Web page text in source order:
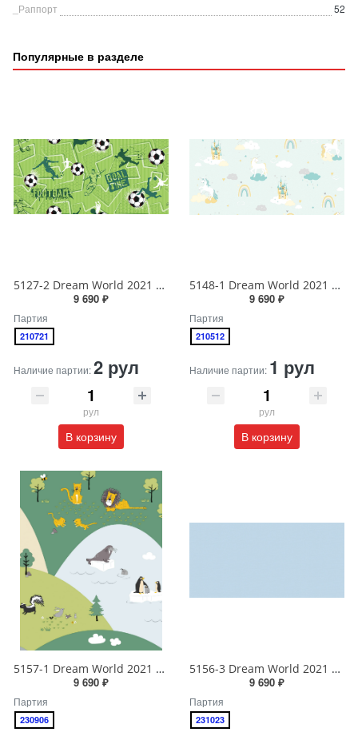
_Раппорт 52
Популярные в разделе
5127-2 Dream World 2021 Обои виниловые на бумажной основе 1.06*15.6
9 690 ₽
Партия
210721
Наличие партии:2 рул
рул
В корзину
5148-1 Dream World 2021 Обои виниловые на бумажной основе 1.06*15.6
9 690 ₽
Партия
210512
Наличие партии: 1 рул
рул
В корзину
5157-1 Dream World 2021 Обои виниловые на бумажной основе 1.06*15.6
9 690 ₽
Партия
230906
5156-3 Dream World 2021 Обои виниловые на бумажной основе 1.06*15.6
9 690 ₽
Партия
231023